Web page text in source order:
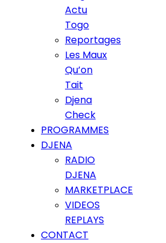
Actu
Togo
Reportages
Les Maux
Qu’on
Tait
Djena
Check
PROGRAMMES
DJENA
RADIO
DJENA
MARKETPLACE
VIDEOS
REPLAYS
CONTACT